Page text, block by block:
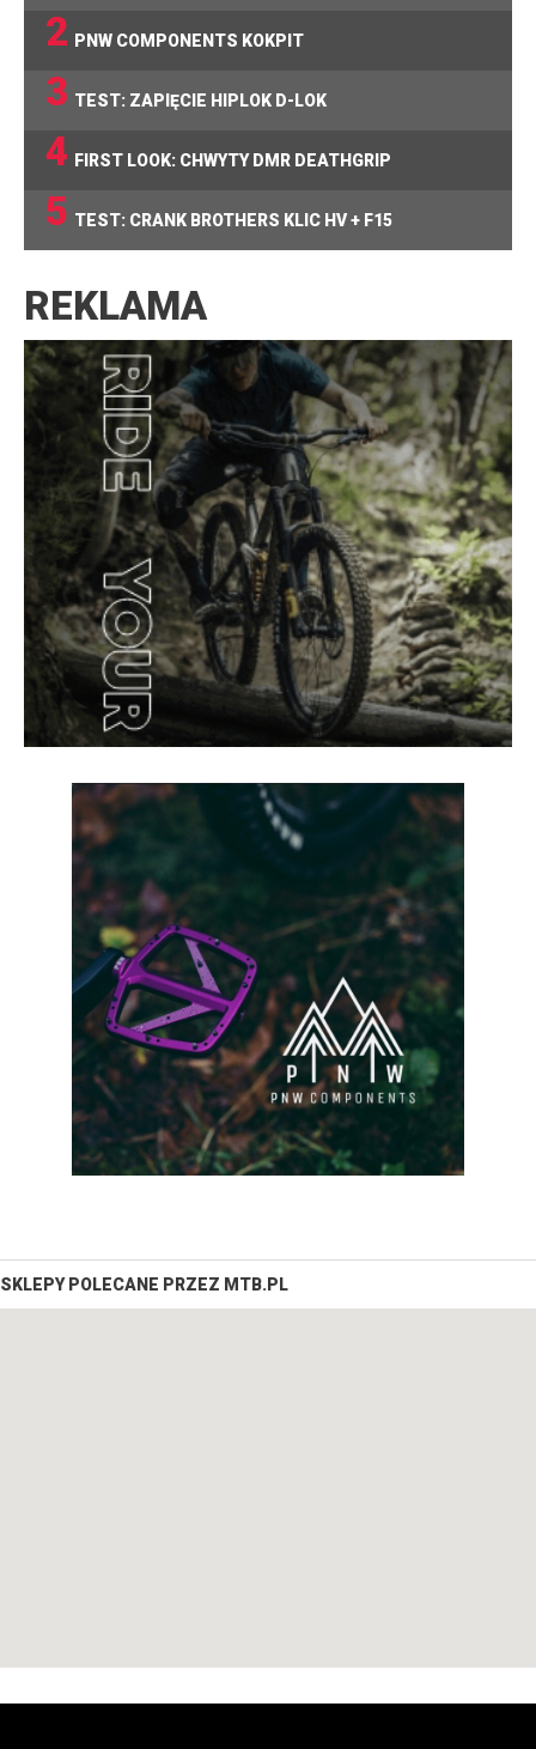
2 PNW COMPONENTS KOKPIT
3 TEST: ZAPIĘCIE HIPLOK D-LOK
4 FIRST LOOK: CHWYTY DMR DEATHGRIP
5 TEST: CRANK BROTHERS KLIC HV + F15
REKLAMA
SKLEPY POLECANE PRZEZ MTB.PL